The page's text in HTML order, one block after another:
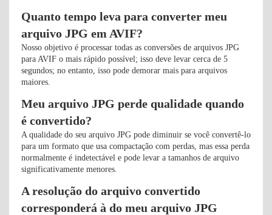
Quanto tempo leva para converter meu
arquivo JPG em AVIF?
Nosso objetivo é processar todas as conversões de arquivos JPG
para AVIF o mais rápido possível; isso deve levar cerca de 5
segundos; no entanto, isso pode demorar mais para arquivos
maiores.
Meu arquivo JPG perde qualidade quando
é convertido?
A qualidade do seu arquivo JPG pode diminuir se você convertê-lo
para um formato que usa compactação com perdas, mas essa perda
normalmente é indetectável e pode levar a tamanhos de arquivo
significativamente menores.
A resolução do arquivo convertido
corresponderá à do meu arquivo JPG